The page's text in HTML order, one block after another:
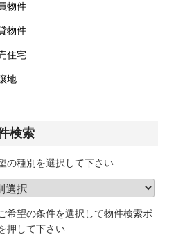
物件
物件
住宅
地
検索
の種別を選択して下さい
希望の条件を選択して物件検索ボ
押して下さい